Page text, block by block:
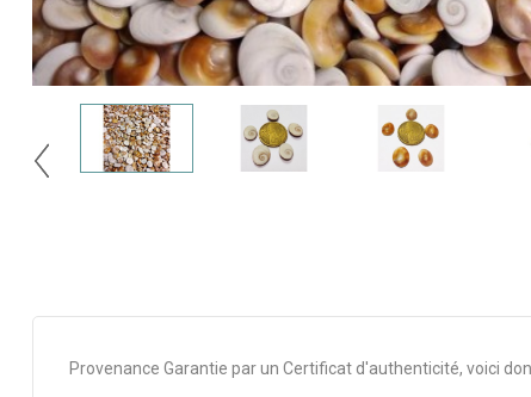
Provenance Garantie par un Certificat d'authenticité, voici